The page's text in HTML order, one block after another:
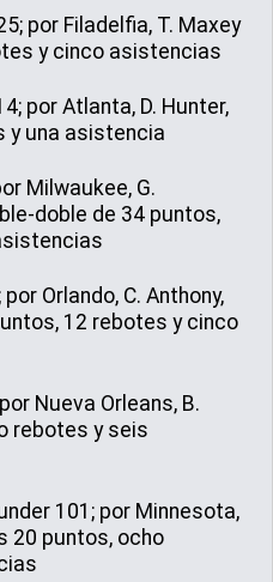
por Filadelfia, T. Maxey
y cinco asistencias
por Atlanta, D. Hunter,
y una asistencia
Milwaukee, G.
doble de 34 puntos,
Orlando, C. Anthony,
12 rebotes y cinco
Nueva Orleans, B.
rebotes y seis
101; por Minnesota,
20 puntos, ocho